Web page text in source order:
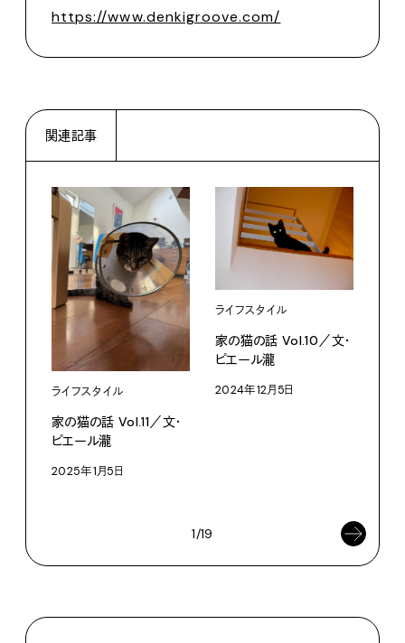
https://www.denkigroove.com/
関連記事
ライフスタイル
家の猫の話 Vol.11／文・
ピエール瀧
2025年1月5日
ライフスタイル
家の猫の話 Vol.10／文・
ピエール瀧
2024年12月5日
1/19